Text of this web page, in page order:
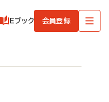
Eブック 会員登録